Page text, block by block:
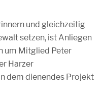
und gleichzeitig
setzen, ist Anliegen
um Mitglied Peter
Harzer
dem dienendes Projekt